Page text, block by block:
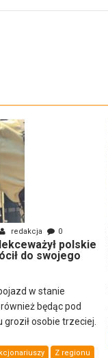
redakcja 0
polskie
do swojego
w stanie
będąc pod
osobie trzeciej.
Z regionu